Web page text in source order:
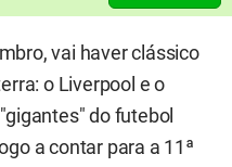
vai haver clássico
o Liverpool e o
do futebol
a contar para a 11ª